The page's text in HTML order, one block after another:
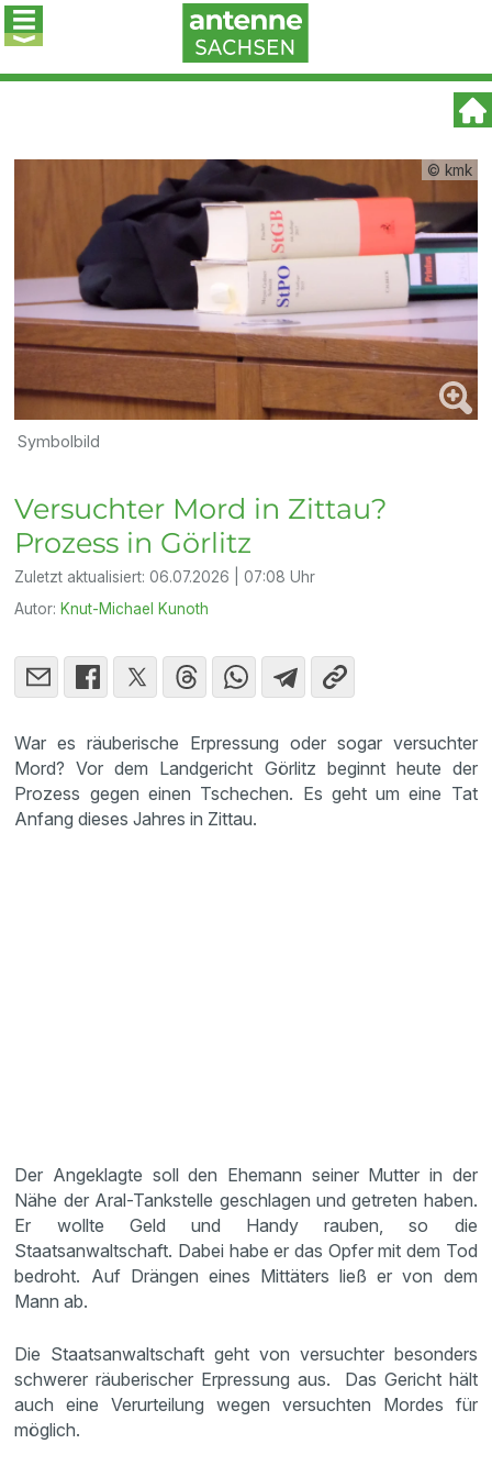
© kmk
Symbolbild
Versuchter Mord in Zittau?
Prozess in Görlitz
Zuletzt aktualisiert:06.07.2026 | 07:08 Uhr
Autor: Knut-Michael Kunoth
War es räuberische Erpressung oder sogar versuchter
Mord? Vor dem Landgericht Görlitz beginnt heute der
Prozess gegen einen Tschechen. Es geht um eine Tat
Anfang dieses Jahres in Zittau.
Der Angeklagte soll den Ehemann seiner Mutter in der
Nähe der Aral-Tankstelle geschlagen und getreten haben.
Er wollte Geld und Handy rauben, so die
Staatsanwaltschaft. Dabei habe er das Opfer mit dem Tod
bedroht. Auf Drängen eines Mittäters ließ er von dem
Mann ab.
Die Staatsanwaltschaft geht von versuchter besonders
schwerer räuberischer Erpressung aus. Das Gericht hält
auch eine Verurteilung wegen versuchten Mordes für
möglich.